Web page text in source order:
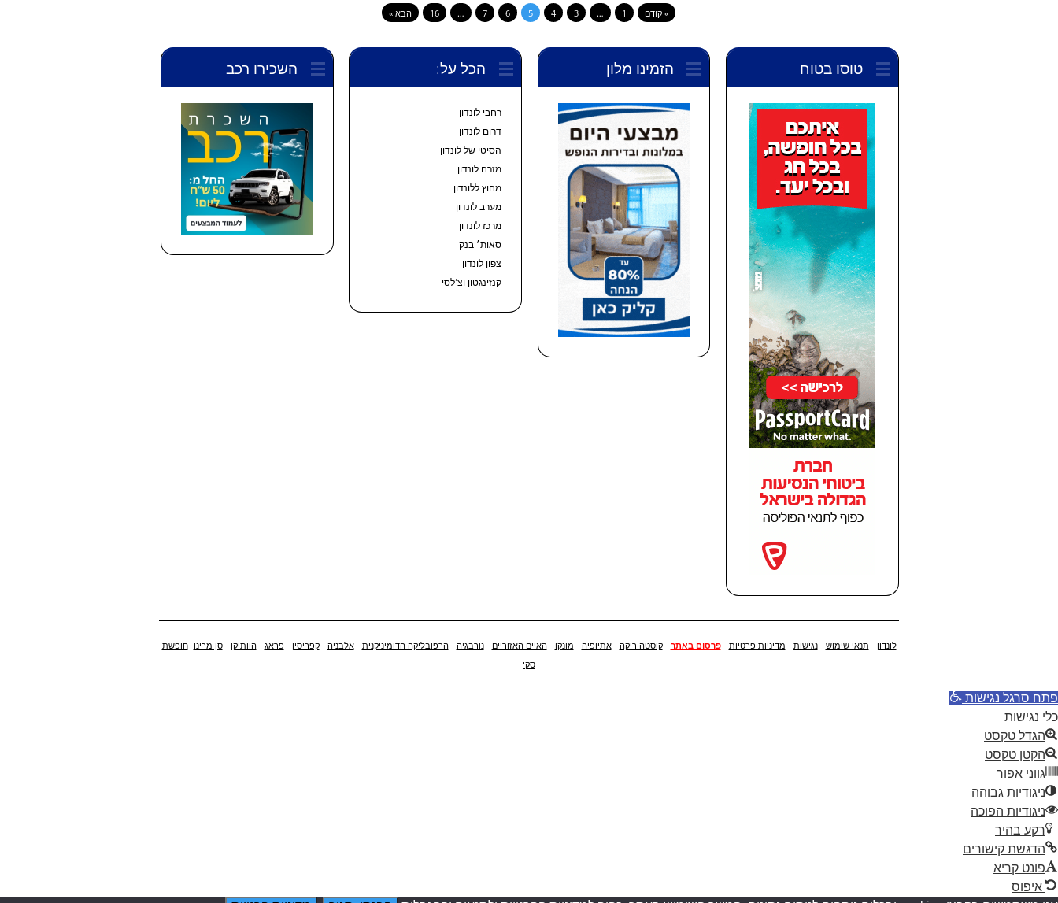
» קודם 1
…
3
4
5
6
7
…
16 הבא »
טוסו בטוח הזמינו מלון הכל על:
רחבי לונדון
דרום לונדון
הסיטי של לונדון
מזרח לונדון
מחוץ ללונדון
מערב לונדון
מרכז לונדון
סאות׳ בנק
צפון לונדון
קנזינגטון וצ’לסי
השכירו רכב
לונדון - תנאי שימוש -נגישות - מדיניות פרטיות -פרסום באתר -קוסטה ריקה -אתיופיה - מונקו -האיים האזוריים -נורבגיה -הרפובליקה הדומיניקנית -אלבניה -קפריסין -פראג -הוותיקן -סן מרינו-חופשת
סקי
פתח סרגל נגישות
כלי נגישות
הגדל טקסט
הקטן טקסט
גווני אפור
ניגודיות גבוהה
ניגודיות הפוכה
רקע בהיר
הדגשת קישורים
פונט קריא
איפוס